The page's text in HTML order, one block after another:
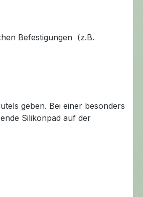
Befestigungen (z.B.
geben. Bei einer besonders
Silikonpad auf der